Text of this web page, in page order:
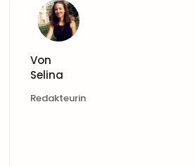
Von
Selina
Redakteurin